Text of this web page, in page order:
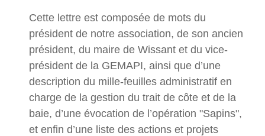
Cette lettre est composée de mots du
président de notre association, de son ancien
président, du maire de Wissant et du vice-
président de la GEMAPI, ainsi que d’une
description du mille-feuilles administratif en
charge de la gestion du trait de côte et de la
baie, d’une évocation de l’opération "Sapins",
et enfin d’une liste des actions et projets